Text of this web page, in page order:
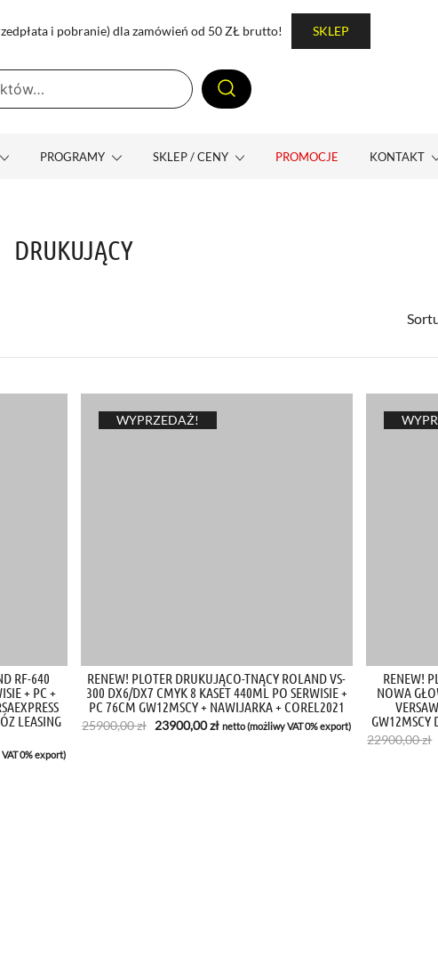
i pobranie) dla zamówień od 50 ZŁ brutto! SKLEP
PROGRAMY SKLEP / CENY PROMOCJE KONTAKT
DRUKUJĄCY
RF-640
+ PC +
LEASING
0% export)
WYPRZEDAŻ!
RENEW! PLOTER DRUKUJĄCO-TNĄCY ROLAND VS-
300 DX6/DX7 CMYK 8 KASET 440ML PO SERWISIE +
PC 76CM GW12MSCY + NAWIJARKA + COREL2021
25900,00zł Pierwotna
23900,00złAktualna
netto (możliwy VAT 0% export)
RENEW!
NOWA
GW12MSCY
22900,00zł